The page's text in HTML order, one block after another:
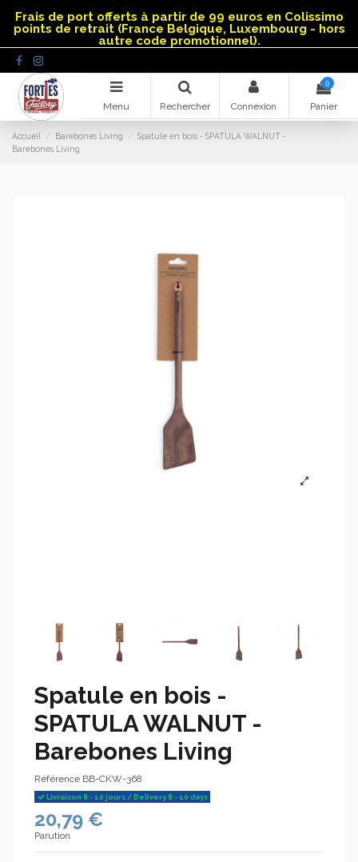
Frais de port offerts à partir de 99 euros en Colissimo
points de retrait (France Belgique, Luxembourg - hors
autre code promotionnel).
Menu Rechercher Connexion
0
Panier
Accueil Barebones Living
Spatule en bois - SPATULA WALNUT -
Barebones Living
Spatule en bois -
SPATULA WALNUT -
Barebones Living
Référence BB-CKW-368
Livraison 8 - 10 jours / Delivery 8 - 10 days
20,79 €
Parution